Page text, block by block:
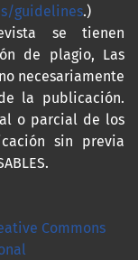
guidelines.)
se tienen
de plagio, Las
necesariamente
la publicación.
o parcial de los
sin previa
Commons